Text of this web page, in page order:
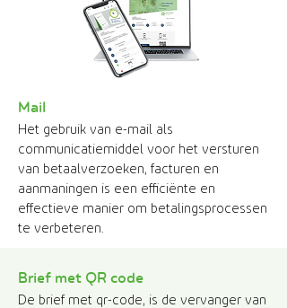
Mail
Het gebruik van e-mail als
communicatiemiddel voor het versturen
van betaalverzoeken, facturen en
aanmaningen is een efficiënte en
effectieve manier om betalingsprocessen
te verbeteren.
Brief met QR code
De brief met qr-code, is de vervanger van